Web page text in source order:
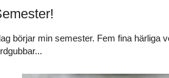
börjar min semester. Fem fina härliga